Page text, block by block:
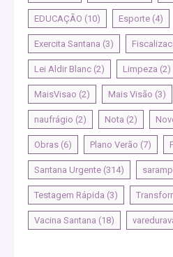
EDUCAÇÃO (10) Esporte (4)
Exercita Santana (3)
Lei Aldir Blanc (2) Limpeza (2)
MaisVisao (2) Mais Visão (3)
naufrágio (2) Nota (2)
Obras (6) Plano Verão (7)
Santana Urgente (314)
Testagem Rápida (3)
Vacina Santana (18)